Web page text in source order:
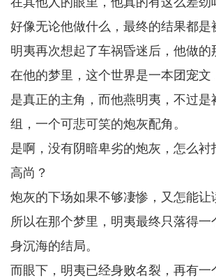
好像无论他做什么，最终的结果都是
明夷再次想起了车祸昏迷后，他做的
在他的梦里，这个世界是一本团宠文
是真正的主角，而他燕明夷，不过是
组，一个可悲可笑的炮灰配角。
是啊，没有阴暗卑劣的炮灰，怎么衬
高尚？
炮灰的下场如果不够凄惨，又怎能让
所以在那个梦里，明夷最终只落得一
身沉海的结局。
而眼下，明夷已经身败名裂，再有一